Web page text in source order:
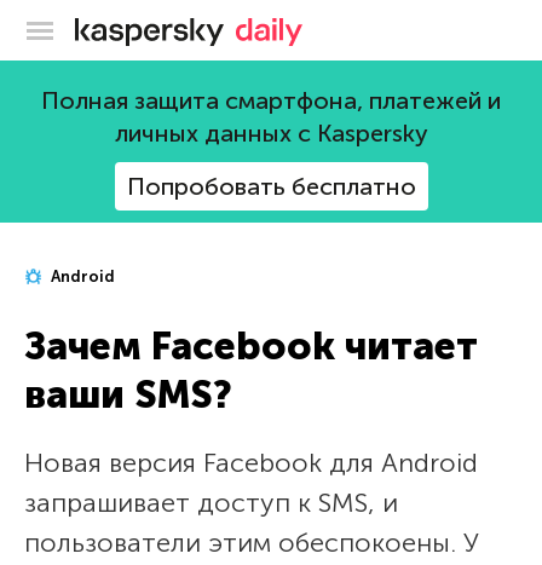
Блог Касперского
Полная защита смартфона, платежей и
личных данных с Kaspersky
Попробовать бесплатно
Android
Зачем Facebook читает
ваши SMS?
Новая версия Facebook для Android
запрашивает доступ к SMS, и
пользователи этим обеспокоены. У